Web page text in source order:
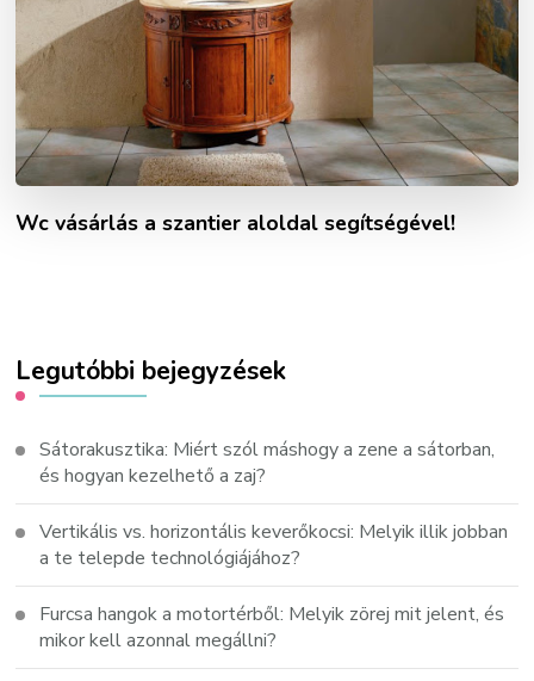
Wc vásárlás a szantier aloldal segítségével!
Legutóbbi bejegyzések
Sátorakusztika: Miért szól máshogy a zene a sátorban,
és hogyan kezelhető a zaj?
Vertikális vs. horizontális keverőkocsi: Melyik illik jobban
a te telepde technológiájához?
Furcsa hangok a motortérből: Melyik zörej mit jelent, és
mikor kell azonnal megállni?